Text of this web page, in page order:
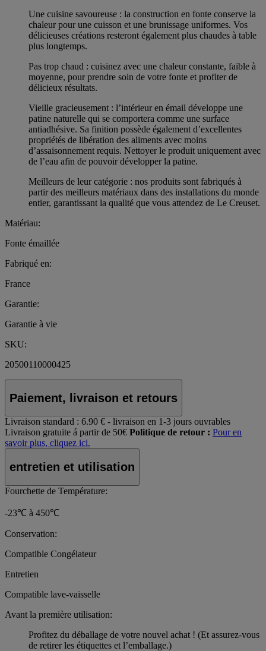
Une cuisine savoureuse : la construction en fonte conserve la
chaleur pour une cuisson et une brunissage uniformes. Vos
délicieuses créations resteront également plus chaudes à table
plus longtemps.
Pas trop chaud : cuisinez avec une chaleur constante, faible à
moyenne, pour prendre soin de votre fonte et profiter de
délicieux résultats.
Vieille gracieusement : l’intérieur en émail développe une
patine naturelle qui se comportera comme une surface
antiadhésive. Sa finition possède également d’excellentes
propriétés de libération des aliments avec moins
d’assaisonnement requis. Nettoyer le produit uniquement avec
de l’eau afin de pouvoir développer la patine.
Meilleurs de leur catégorie : nos produits sont fabriqués à
partir des meilleurs matériaux dans des installations du monde
entier, garantissant la qualité que vous attendez de Le Creuset.
Matériau:
Fonte émaillée
Fabriqué en:
France
Garantie:
Garantie à vie
SKU:
20500110000425
Paiement, livraison et retours
Livraison standard : 6.90 € - livraison en 1-3 jours ouvrables
Livraison gratuite á partir de 50€ Politique de retour : Pour en
savoir plus, cliquez ici.
entretien et utilisation
Fourchette de Température:
-23℃ à 450℃
Conservation:
Compatible Congélateur
Entretien
Compatible lave-vaisselle
Avant la première utilisation:
Profitez du déballage de votre nouvel achat ! (Et assurez-vous
de retirer les étiquettes et l’emballage.)